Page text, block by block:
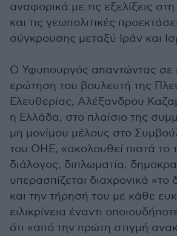
αναφορικά με τις εξελίξεις
και τις γεωπολιτικές
σύγκρουσης μεταξύ Ιράν και
Ο Υφυπουργός απαντώντας σε
ερώτηση του βουλευτή της
Ελευθερίας, Αλέξανδρου
η Ελλάδα, στο πλαίσιο της
μη μονίμου μέλους στο
του ΟΗΕ, «ακολουθεί πιστά το
διάλογος, διπλωματία,
υπερασπίζεται διαχρονικά «το
και την τήρησή του με κάθε
ειλικρίνεια έναντι
ότι «από την πρώτη στιγμή